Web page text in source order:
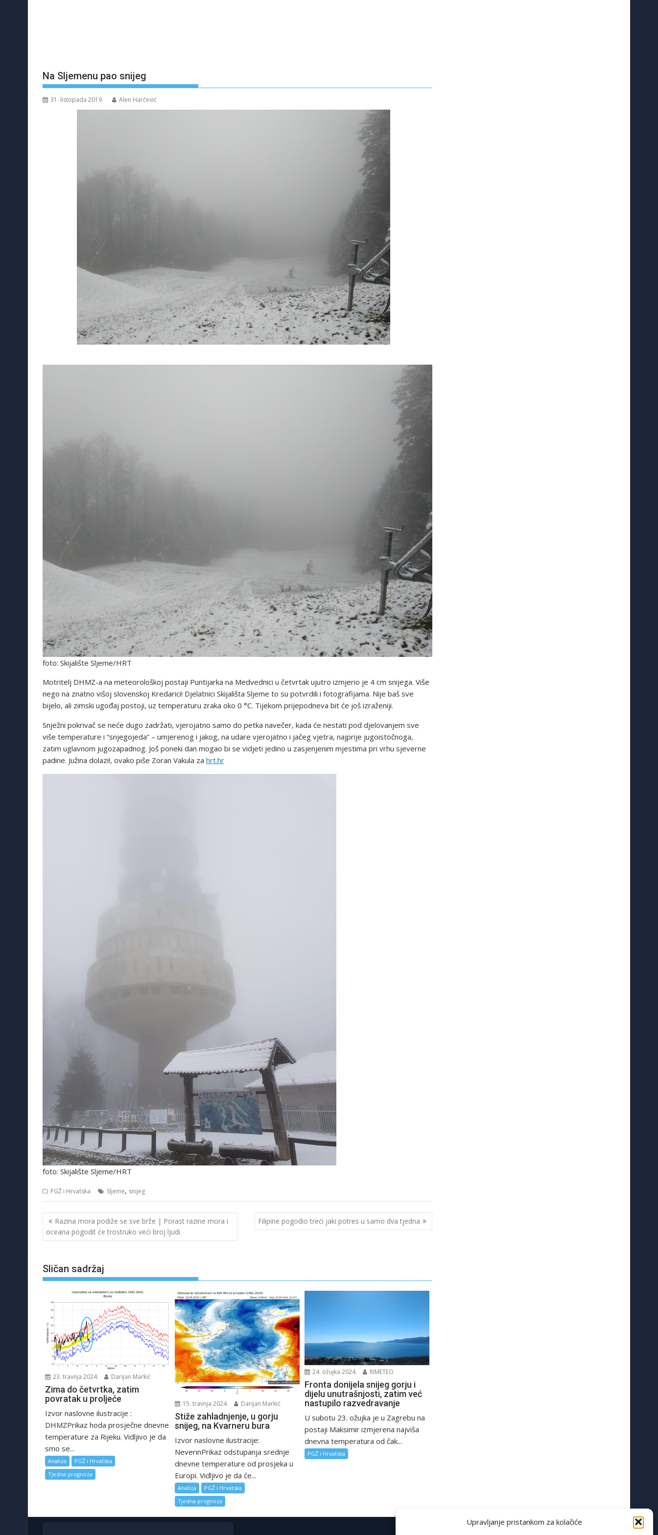
Upravljanje pristankom za kolačiće
Na Sljemenu pao snijeg
31. listopada 2019. Alen Harčević
foto: Skijalište Sljeme/HRT
Motritelj DHMZ-a na meteorološkoj postaji Puntijarka na Medvednici u četvrtak ujutro izmjerio je 4 cm snijega. Više
nego na znatno višoj slovenskoj Kredarici! Djelatnici Skijališta Sljeme to su potvrdili i fotografijama. Nije baš sve
bijelo, ali zimski ugođaj postoji, uz temperaturu zraka oko 0 °C. Tijekom prijepodneva bit će još izraženiji.
Snježni pokrivač se neće dugo zadržati, vjerojatno samo do petka navečer, kada će nestati pod djelovanjem sve
više temperature i “snjegojeda” – umjerenog i jakog, na udare vjerojatno i jačeg vjetra, najprije jugoistočnoga,
zatim uglavnom jugozapadnog. Još poneki dan mogao bi se vidjeti jedino u zasjenjenim mjestima pri vrhu sjeverne
padine. Južina dolazi!, ovako piše Zoran Vakula za hrt.hr
foto: Skijalište Sljeme/HRT
PGŽ i Hrvatska Sljeme, snijeg
Navigacija
objava
Razina mora podiže se sve brže | Porast razine mora i
oceana pogodit će trostruko veći broj ljudi
Filipine pogodio treći jaki potres u samo dva tjedna
Sličan sadržaj
23. travnja 2024. Darijan Markić
Zima do četvrtka, zatim
povratak u proljeće
Izvor naslovne ilustracije :
DHMZPrikaz hoda prosječne dnevne
temperature za Rijeku. Vidljivo je da
smo se...
Analiza
PGŽ i Hrvatska
Tjedna prognoza
15. travnja 2024. Darijan Markić
Stiže zahladnjenje, u gorju
snijeg, na Kvarneru bura
Izvor naslovne ilustracije:
NeverinPrikaz odstupanja srednje
dnevne temperature od prosjeka u
Europi. Vidljivo je da će...
Analiza
PGŽ i Hrvatska
Tjedna prognoza
24. ožujka 2024. RIMETEO
Fronta donijela snijeg gorju i
dijelu unutrašnjosti, zatim već
nastupilo razvedravanje
U subotu 23. ožujka je u Zagrebu na
postaji Maksimir izmjerena najviša
dnevna temperatura od čak...
PGŽ i Hrvatska